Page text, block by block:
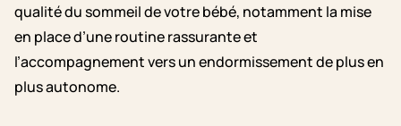
qualité du sommeil de votre bébé, notamment la mise
en place d’une routine rassurante et
l’accompagnement vers un endormissement de plus en
plus autonome.